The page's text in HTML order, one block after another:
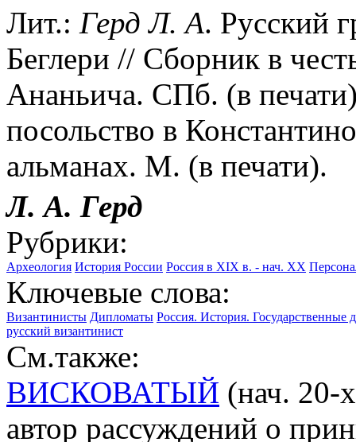
Лит.: Герд Л. А. Русский
Беглери // Сборник в
Ананьича. СПб. (в
посольство в
альманах. М. (в печати).
Л. А. Герд
Рубрики:
Археология История России Россия в XIX в. - нач. XX
Ключевые слова:
Византинисты Дипломаты Россия. История. Государственные
русский византинист
См.также:
ВИСКОВАТЫЙ (нач. 20-
автор рассуждений о